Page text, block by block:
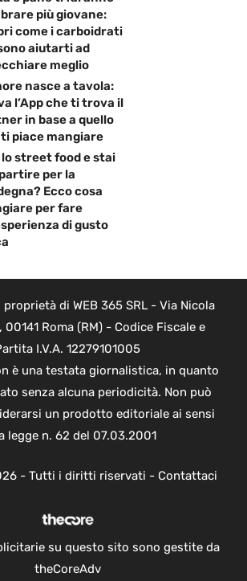
più giovane:
come i carboidrati
aiutarti ad
meglio
nasce a tavola:
l’App che ti trova il
in base a quello
piace mangiare
street food e stai
per la
Ecco cosa
per fare
di gusto
di WEB 365 SRL - Via Nicola
00141 Roma (RM) - Codice Fiscale e
I.V.A. 12279101005
è una testata giornalistica, in quanto
senza alcuna periodicità. Non può
un prodotto editoriale ai sensi
legge n. 62 del 07.03.2001
- Tutti i diritti riservati - Contattaci
su questo sito sono gestite da
theCoreAdv